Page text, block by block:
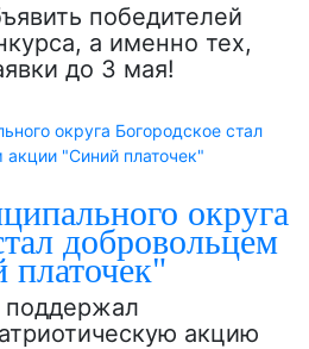
победителей
а именно тех,
до 3 мая!
округа
добровольцем
поддержал
акцию